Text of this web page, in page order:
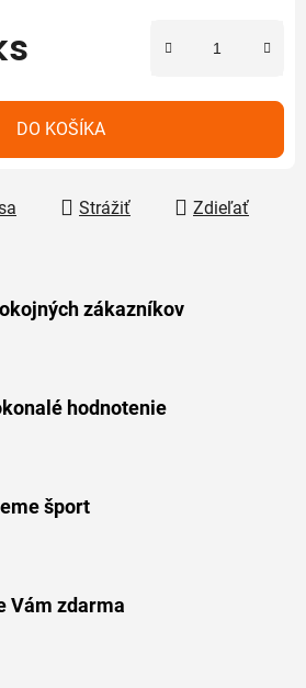
DO KOŠÍKA
Strážiť Zdieľať
zákazníkov
hodnotenie
šport
Vám zdarma